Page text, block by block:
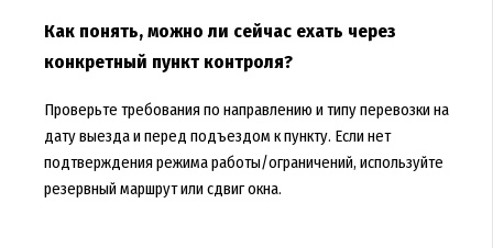
Как понять, можно ли сейчас ехать через
конкретный пункт контроля?
Проверьте требования по направлению и типу перевозки на
дату выезда и перед подъездом к пункту. Если нет
подтверждения режима работы/ограничений, используйте
резервный маршрут или сдвиг окна.